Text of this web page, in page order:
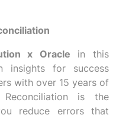
x Oracle in this
insights for success
with over 15 years of
Reconciliation is the
reduce errors that